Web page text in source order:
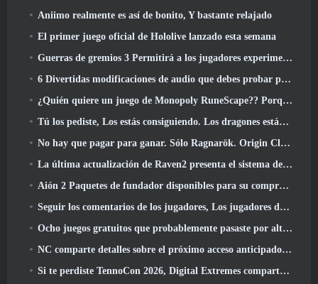
Aniimo realmente es así de bonito, Y bastante relajado
El primer juego oficial de Hololive lanzado esta semana
Guerras de gremios 3 Permitirá a los jugadores experimentar el mundo de Tyria antes de que los dragones ancianos despertaran
6 Divertidas modificaciones de audio que debes probar para Marvel Rivals
¿Quién quiere un juego de Monopoly RuneScape?? Porque uno está en camino
Tú los pediste, Los estás consiguiendo. Los dragones están llegando a Albion Online
No hay que pagar para ganar. Sólo Ragnarök. Origin Classic se lanza en julio 23
La última actualización de Raven2 presenta el sistema de despertar de habilidades, Brindar a los jugadores más formas de mejorar sus habilidades
Aión 2 Paquetes de fundador disponibles para su compra, Completo con cinco días de acceso anticipado
Seguir los comentarios de los jugadores, Los jugadores de League Of Legends Classic no tendrán que pagar por máscaras clásicas
Ocho juegos gratuitos que probablemente pasaste por alto y que forman parte del Train Fest de Steam
NC comparte detalles sobre el próximo acceso anticipado de Aion 2
Si te perdiste TennoCon 2026, Digital Extremes comparte todos los paneles